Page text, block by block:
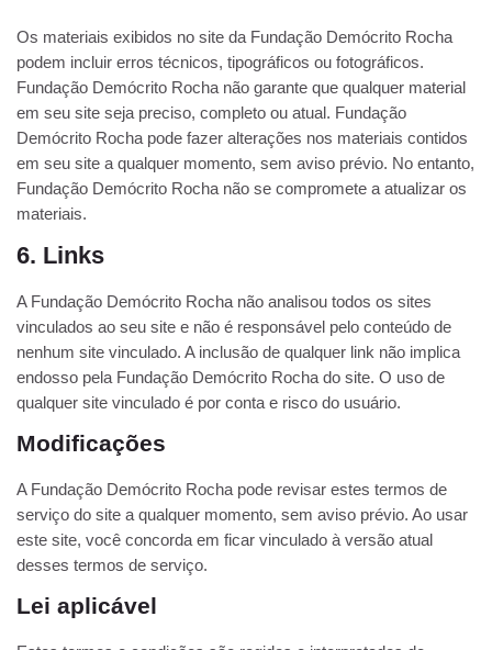
Os materiais exibidos no site da Fundação Demócrito Rocha
podem incluir erros técnicos, tipográficos ou fotográficos.
Fundação Demócrito Rocha não garante que qualquer material
em seu site seja preciso, completo ou atual. Fundação
Demócrito Rocha pode fazer alterações nos materiais contidos
em seu site a qualquer momento, sem aviso prévio. No entanto,
Fundação Demócrito Rocha não se compromete a atualizar os
materiais.
6. Links
A Fundação Demócrito Rocha não analisou todos os sites
vinculados ao seu site e não é responsável pelo conteúdo de
nenhum site vinculado. A inclusão de qualquer link não implica
endosso pela Fundação Demócrito Rocha do site. O uso de
qualquer site vinculado é por conta e risco do usuário.
Modificações
A Fundação Demócrito Rocha pode revisar estes termos de
serviço do site a qualquer momento, sem aviso prévio. Ao usar
este site, você concorda em ficar vinculado à versão atual
desses termos de serviço.
Lei aplicável